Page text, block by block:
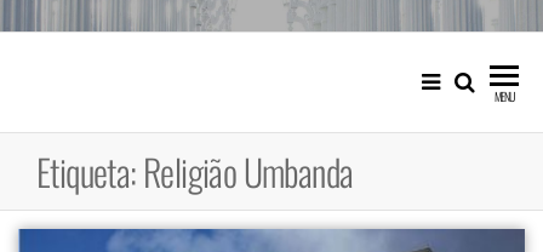
InclusiveCourts
Igualdade e diferença cultural na
prática judicial portuguesa
MENU
Etiqueta:Religião Umbanda